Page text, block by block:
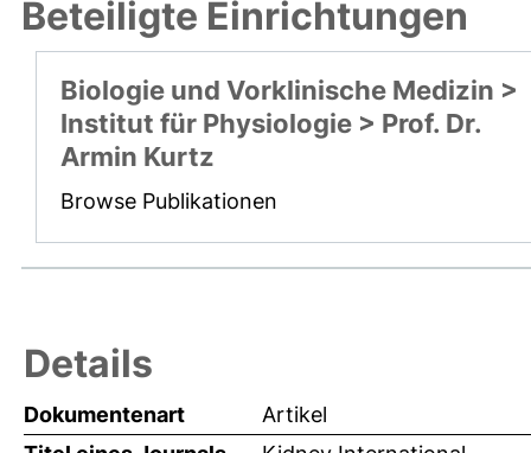
Beteiligte Einrichtungen
Biologie und Vorklinische Medizin >
Institut für Physiologie > Prof. Dr.
Armin Kurtz
Browse Publikationen
Details
Dokumentenart
Artikel